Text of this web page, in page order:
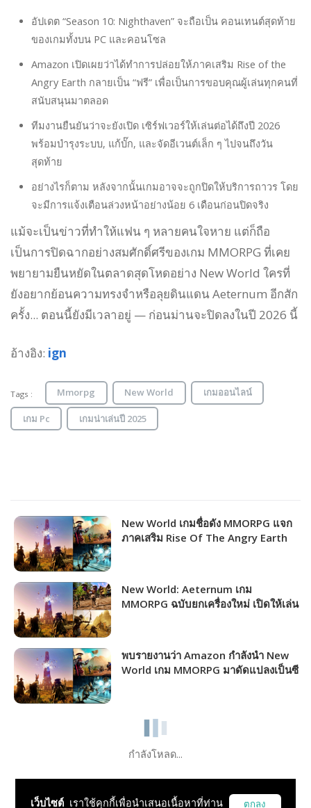
อัปเดต “Season 10: Nighthaven” จะถือเป็น คอนเทนต์สุดท้าย
ของเกมทั้งบน PC และคอนโซล
Amazon เปิดเผยว่าได้ทำการปล่อยให้ภาคเสริม Rise of the
Angry Earth กลายเป็น “ฟรี” เพื่อเป็นการขอบคุณผู้เล่นทุกคนที่
สนับสนุนมาตลอด
ทีมงานยืนยันว่าจะยังเปิด เซิร์ฟเวอร์ให้เล่นต่อได้ถึงปี 2026
พร้อมบำรุงระบบ, แก้บั๊ก, และจัดอีเวนต์เล็ก ๆ ไปจนถึงวัน
สุดท้าย
อย่างไรก็ตาม หลังจากนั้นเกมอาจจะถูกปิดให้บริการถาวร โดย
จะมีการแจ้งเตือนล่วงหน้าอย่างน้อย 6 เดือนก่อนปิดจริง
แม้จะเป็นข่าวที่ทำให้แฟน ๆ หลายคนใจหาย แต่ก็ถือ
เป็นการปิดฉากอย่างสมศักดิ์ศรีของเกม MMORPG ที่เคย
พยายามยืนหยัดในตลาดสุดโหดอย่าง New World ใครที่
ยังอยากย้อนความทรงจำหรือลุยดินแดน Aeternum อีกสัก
ครั้ง... ตอนนี้ยังมีเวลาอยู่ — ก่อนม่านจะปิดลงในปี 2026 นี้
อ้างอิง: ign
Tags : Mmorpg New World เกมออนไลน์
เกม Pc เกมน่าเล่นปี 2025
New World เกมชื่อดัง MMORPG แจก
ภาคเสริม Rise Of The Angry Earth
New World: Aeternum เกม
MMORPG ฉบับยกเครื่องใหม่ เปิดให้เล่น
พบรายงานว่า Amazon กำลังนำ New
World เกม MMORPG มาดัดแปลงเป็นซี
กำลังโหลด...
เว็บไซต์ เราใช้คุกกี้เพื่อนำเสนอเนื้อหาที่ท่าน ตกลง